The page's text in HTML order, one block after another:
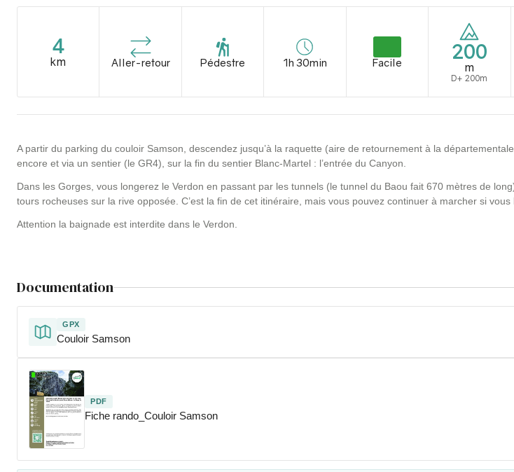
4
km Aller-retour Pédestre 1h 30min Facile 200
m
D+ 200m
A partir du parking du couloir Samson, descendez jusqu’à la raquette (aire de retournement à la
encore et via un sentier (le GR4), sur la fin du sentier Blanc-Martel : l’entrée du Canyon.
Dans les Gorges, vous longerez le Verdon en passant par les tunnels (le tunnel du Baou fait 670 mètres de
tours rocheuses sur la rive opposée. C’est la fin de cet itinéraire, mais vous pouvez continuer à marcher si vous
Attention la baignade est interdite dans le Verdon.
Documentation
GPX
Couloir Samson
PDF
Fiche rando_Couloir Samson